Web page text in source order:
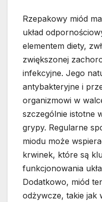
Rzepakowy miód
układ
elementem diety,
zwiększonej
infekcyjne. Jego
antybakteryjne i
organizmowi w
szczególnie istotne
grypy. Regularne
miodu może
krwinek, które są
funkcjonowania
Dodatkowo, miód
odżywcze, takie jak